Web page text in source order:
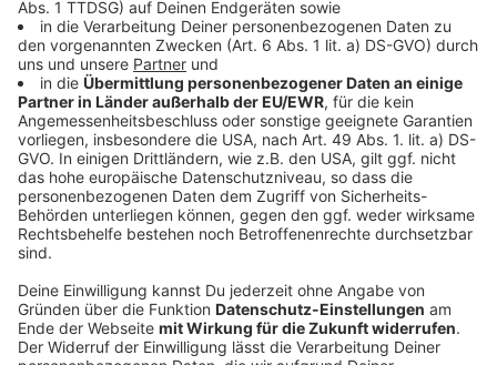
VERORDNUNGEN DES BUNDES
Anzeige
Der Bund soll zudem bei einer Inzidenz von über 100
über eigene Verordnungen Vorkehrungen zum
Infektionsschutz erlassen können, was normalerweise
Ländersache ist. Darin kann der bekannte Katalog an
Quarantäneregelungen über die Maskenpflicht bis hin
zur Schließung bestimmter Einrichtungen. Aber auch
Erleichterungen wären möglich, insbesondere für